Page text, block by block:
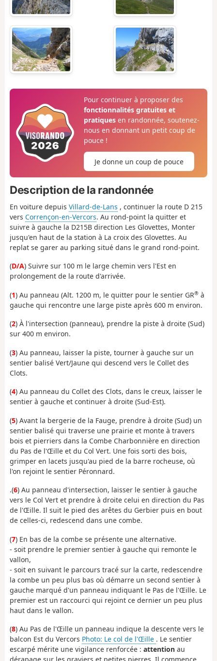
Pour continuer à proposer des
fonctionnalités gratuites et
pratiquesen randonnée, soutenez-
nous en donnant un petit coup de
pouce !
Je donne un coup de pouce
Description de la randonnée
En voiture depuis Villard-de-Lans , continuer la route D 215
vers Corrençon-en-Vercors. Au rond-point la quitter et
suivre à gauche la D215B direction Les Glovettes, Monter
jusqu'en haut de la station à La croix des Glovettes. Au
replat se garer au parking situé dans le grand rond-point.
(D/A) Suivre sur 100 m le large chemin vers l'Est en
prolongement de la route d'arrivée.
(1) Au panneau (Alt. 1200 m, le quitter pour le sentier GR® à
gauche qui rencontre une large piste après 600 m environ.
(2) À l'intersection (panneau), prendre la piste à droite (Sud)
sur 400 m environ.
(3) Au panneau, laisser la piste, tourner à gauche sur un
sentier balisé Vert/Jaune qui descend vers le Collet des
Clots.
(4) Au panneau du Collet des Clots, dans le creux, laisser le
sentier à gauche et continuer à droite (Sud-Est).
(5) Avant la bergerie de la Fauge, prendre à droite (Sud) un
sentier balisé qui traverse une prairie et monte à travers
bois et pierriers dans la Combe Charbonnière en direction
du Pas de l'Œille et du Col Vert. Une fois sorti des bois,
grimper en lacets jusqu'au pied de la barre rocheuse, où
l'on rejoint le sentier Péronnard.
.(6) Au panneau d'intersection, laisser le sentier à gauche
vers le Col Vert et prendre à droite celui en direction du Pas
de l'Œille. Il suit le pied des arêtes du Gerbier puis en bout
de celles-ci, redescend dans une combe.
(7) En bas de la combe se présente une alternative.
- soit prendre le premier sentier à gauche qui remonte le
vallon,
- soit en suivant le parcours tracé sur la carte, redescendre
la combe un peu plus bas où démarre un second sentier à
gauche marqué d'un panneau indiquant le Pas de l'Œille. Le
premier est un raccourci qui rejoint ce dernier un peu plus
haut dans le vallon.
(8) Au Pas de l'Œille un panneau indique la descente vers le
balcon Est du Vercors Photo: Le col de l'Œille . Le sentier
escarpé mérite une vigilance renforcée : attention au